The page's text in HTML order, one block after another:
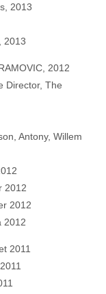
2013
2013
2012
The
Antony, Willem
2012
2012
2012
2011